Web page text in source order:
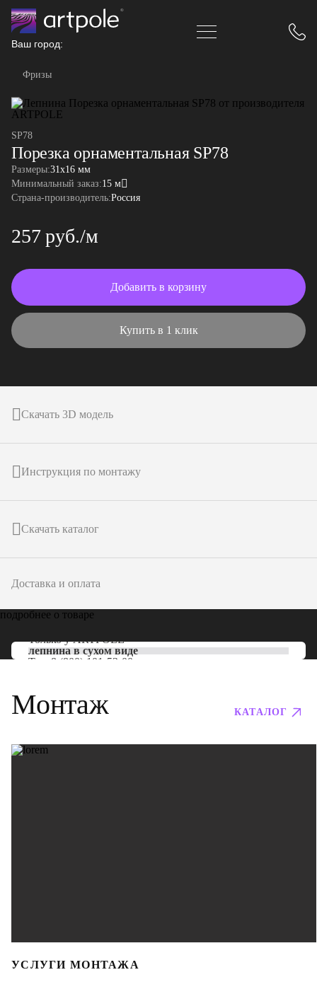
Ваш город:
Фризы
SP78
Порезка орнаментальная SP78
Размеры:31x16 мм
Минимальный заказ:15 м
Страна-производитель:Россия
257 руб./м
Добавить в корзину
Купить в 1 клик
Скачать 3D модель
Инструкция по монтажу
Скачать каталог
Доставка и оплата
подробнее о товаре
Только уARTPOLE
лепнина в сухом виде
Тел: 8 (800) 101-53-00
Монтаж КАТАЛОГ
УСЛУГИ МОНТАЖА